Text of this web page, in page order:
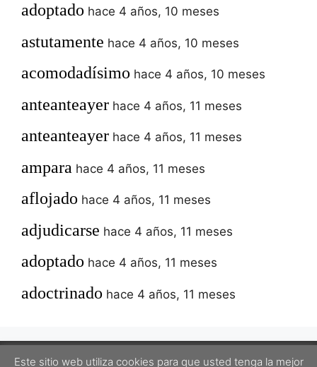
adoptado hace 4 años, 10 meses
astutamente hace 4 años, 10 meses
acomodadísimo hace 4 años, 10 meses
anteanteayer hace 4 años, 11 meses
anteanteayer hace 4 años, 11 meses
ampara hace 4 años, 11 meses
aflojado hace 4 años, 11 meses
adjudicarse hace 4 años, 11 meses
adoptado hace 4 años, 11 meses
adoctrinado hace 4 años, 11 meses
Este sitio web utiliza cookies para que usted tenga la mejor